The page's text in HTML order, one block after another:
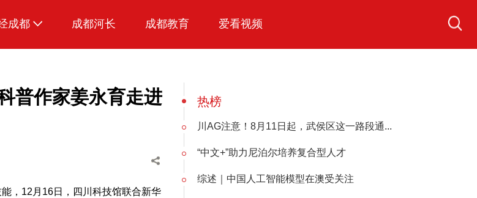
成都 成都河长 成都教育 爱看视频
普作家姜永育走进
，12月16日，四川科技馆联合新华
热榜
川AG注意！8月11日起，武侯区这一路段通...
“中文+”助力尼泊尔培养复合型人才
综述｜中国人工智能模型在澳受关注